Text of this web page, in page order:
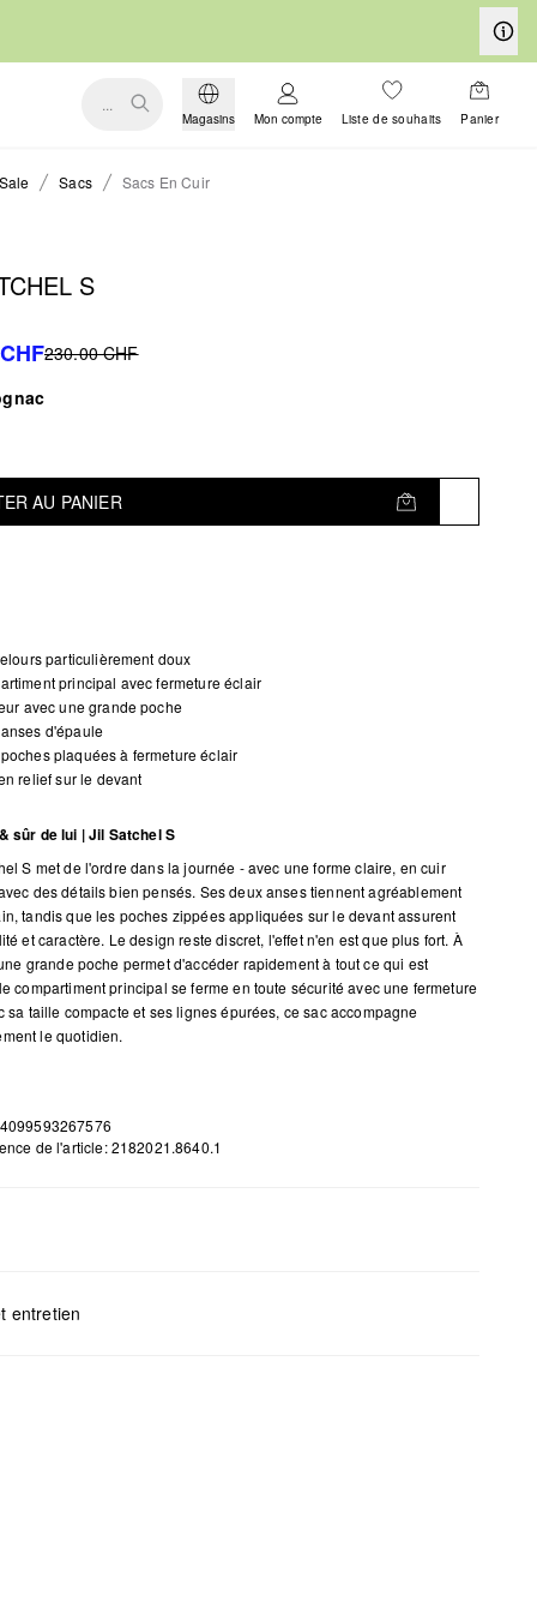
...
Magasins Mon compte Liste de souhaits Panier
Sale Sacs Sacs En Cuir
S
230.00 CHF
AU PANIER
particulièrement doux
principal avec fermeture éclair
avec une grande poche
d'épaule
plaquées à fermeture éclair
relief sur le devant
sûr de lui | Jil Satchel S
S met de l'ordre dans la journée - avec une forme claire, en cuir
des détails bien pensés. Ses deux anses tiennent agréablement
tandis que les poches zippées appliquées sur le devant assurent
et caractère. Le design reste discret, l'effet n'en est que plus fort. À
grande poche permet d'accéder rapidement à tout ce qui est
compartiment principal se ferme en toute sécurité avec une fermeture
sa taille compacte et ses lignes épurées, ce sac accompagne
le quotidien.
de l'article: 2182021.8640.1
entretien